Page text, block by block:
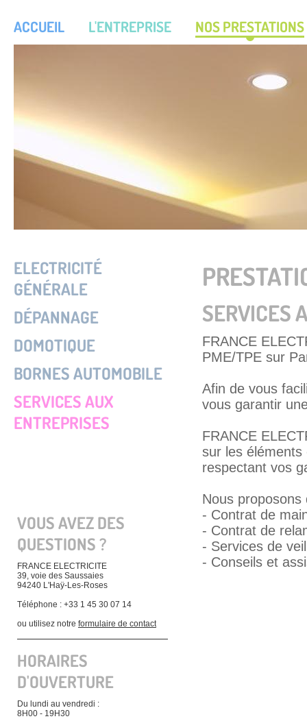
ACCUEIL L'ENTREPRISE NOS PRESTATIONS
ELECTRICITÉ
GÉNÉRALE
DÉPANNAGE
DOMOTIQUE
BORNES AUTOMOBILE
SERVICES AUX
ENTREPRISES
VOUS AVEZ DES
QUESTIONS ?
FRANCE ELECTRICITE
39, voie des Saussaies
94240 L'Haÿ-Les-Roses
Téléphone : +33 1 45 30 07 14
ou utilisez notre formulaire de contact
HORAIRES
D'OUVERTURE
Du lundi au vendredi :
8H00 - 19H30
SERVICES
FRANCE
PME/TPE sur
Afin de vous
vous garantir
FRANCE
sur les
respectant vos
Nous
- Contrat de
- Contrat de
- Services de
- Conseils et